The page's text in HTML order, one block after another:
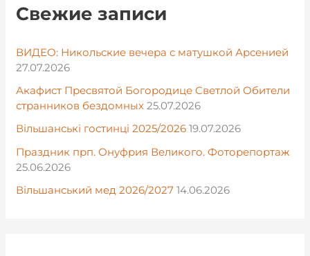
Свежие записи
ВИДЕО: Никольские вечера с матушкой Арсенией
27.07.2026
Акафист Пресвятой Богородице Светлой Обители
странников бездомных 25.07.2026
Вільшанські гостинці 2025/2026 19.07.2026
Праздник прп. Онуфрия Великого. Фоторепортаж
25.06.2026
Вільшанський мед 2026/2027 14.06.2026